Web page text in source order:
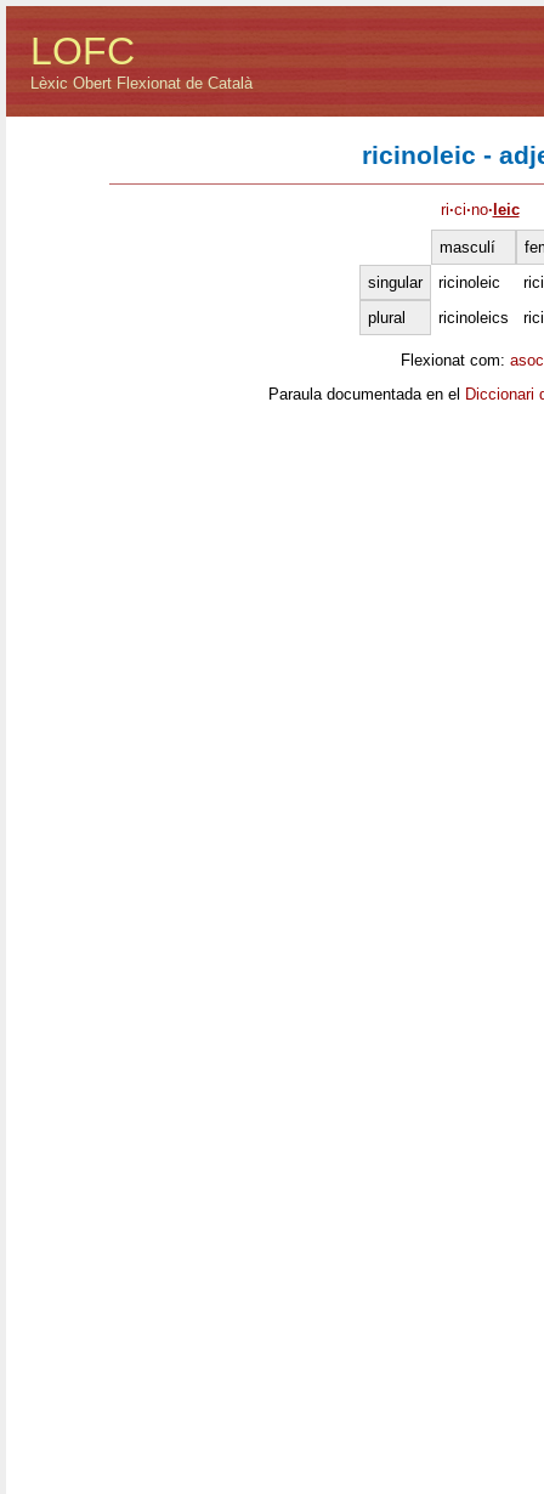
LOFC
Lèxic Obert Flexionat de Català
ricinoleic -
ri·ci·no· leic
masculí
singular
ricinoleic
plural
ricinoleics
Flexionat com:
Paraula documentada en el Diccionari